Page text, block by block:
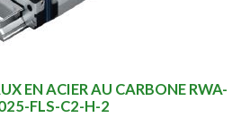
EN ACIER AU CARBONE RWA-
FLS-C2-H-2